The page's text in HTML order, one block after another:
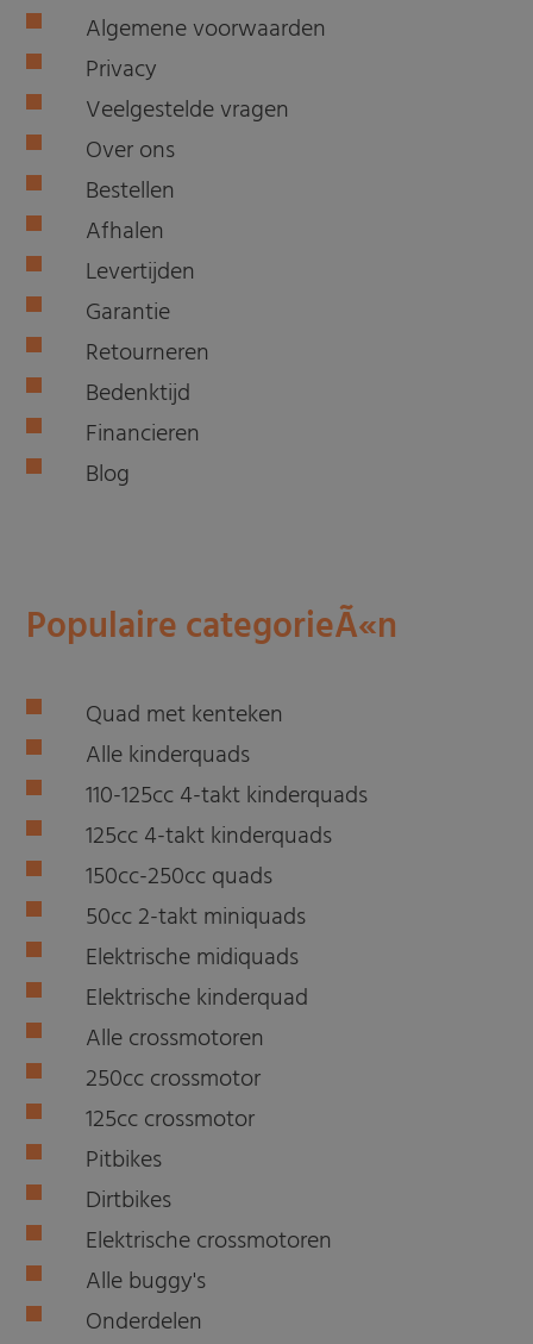
Algemene voorwaarden
Privacy
Veelgestelde vragen
Over ons
Bestellen
Afhalen
Levertijden
Garantie
Retourneren
Bedenktijd
Financieren
Blog
Populaire categorieÃ«n
Quad met kenteken
Alle kinderquads
110-125cc 4-takt kinderquads
125cc 4-takt kinderquads
150cc-250cc quads
50cc 2-takt miniquads
Elektrische midiquads
Elektrische kinderquad
Alle crossmotoren
250cc crossmotor
125cc crossmotor
Pitbikes
Dirtbikes
Elektrische crossmotoren
Alle buggy's
Onderdelen